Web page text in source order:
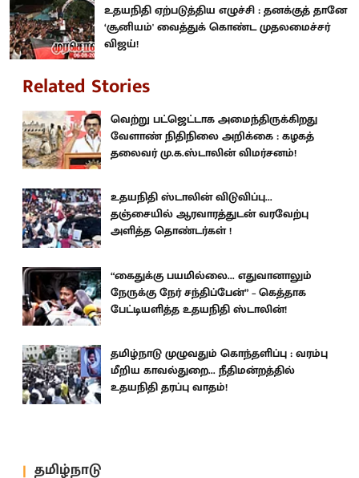
உதயநிதி ஏற்படுத்திய எழுச்சி : தனக்குத் தானே
‘சூனியம்' வைத்துக் கொண்ட முதலமைச்சர்
விஜய்!
Related Stories
வெற்று பட்ஜெட்டாக அமைந்திருக்கிறது
வேளாண் நிதிநிலை அறிக்கை : கழகத்
தலைவர் மு.க.ஸ்டாலின் விமர்சனம்!
உதயநிதி ஸ்டாலின் விடுவிப்பு...
தஞ்சையில் ஆரவாரத்துடன் வரவேற்பு
அளித்த தொண்டர்கள் !
“கைதுக்கு பயமில்லை... எதுவானாலும்
நேருக்கு நேர் சந்திப்பேன்” – கெத்தாக
பேட்டியளித்த உதயநிதி ஸ்டாலின்!
தமிழ்நாடு முழுவதும் கொந்தளிப்பு : வரம்பு
மீறிய காவல்துறை... நீதிமன்றத்தில்
உதயநிதி தரப்பு வாதம்!
தமிழ்நாடு